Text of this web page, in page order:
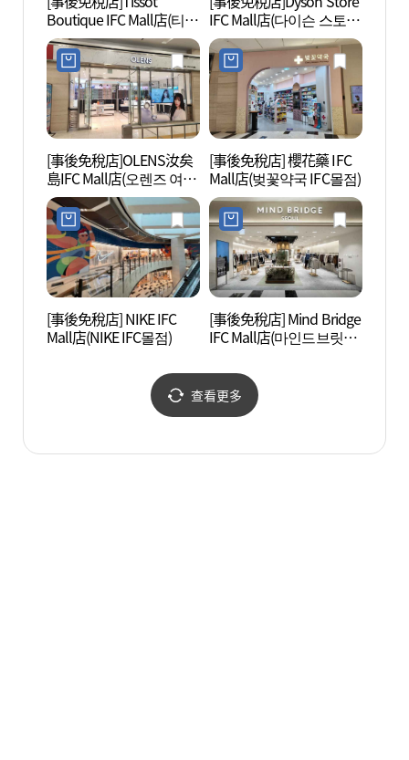
Boutique IFC Mall店(티쏘
부티크 IFC몰점)
IFC Mall店(다이슨 스토어
IFC몰점)
[事後免稅店]OLENS汝矣
島IFC Mall店(오렌즈 여의
도IFC몰점)
[事後免稅店] 櫻花藥 IFC
Mall店(벚꽃약국 IFC몰점)
[事後免稅店] NIKE IFC
Mall店(NIKE IFC몰점)
[事後免稅店] Mind Bridge
IFC Mall店(마인드브릿지
查看更多